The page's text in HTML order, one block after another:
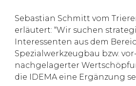
Sebastian Schmitt vom
erläutert: “Wir suchen
Interessenten aus dem
Spezialwerkzeugbau bzw.
nachgelagerter
die IDEMA eine Ergänzung